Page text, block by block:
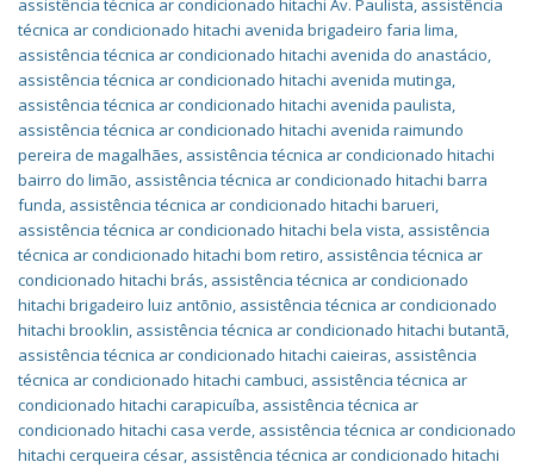
assistência técnica ar condicionado hitachi Av. Paulista, assistência
técnica ar condicionado hitachi avenida brigadeiro faria lima,
assistência técnica ar condicionado hitachi avenida do anastácio,
assistência técnica ar condicionado hitachi avenida mutinga,
assistência técnica ar condicionado hitachi avenida paulista,
assistência técnica ar condicionado hitachi avenida raimundo
pereira de magalhães, assistência técnica ar condicionado hitachi
bairro do limão, assistência técnica ar condicionado hitachi barra
funda, assistência técnica ar condicionado hitachi barueri,
assistência técnica ar condicionado hitachi bela vista, assistência
técnica ar condicionado hitachi bom retiro, assistência técnica ar
condicionado hitachi brás, assistência técnica ar condicionado
hitachi brigadeiro luiz antõnio, assistência técnica ar condicionado
hitachi brooklin, assistência técnica ar condicionado hitachi butantã,
assistência técnica ar condicionado hitachi caieiras, assistência
técnica ar condicionado hitachi cambuci, assistência técnica ar
condicionado hitachi carapicuíba, assistência técnica ar
condicionado hitachi casa verde, assistência técnica ar condicionado
hitachi cerqueira césar, assistência técnica ar condicionado hitachi